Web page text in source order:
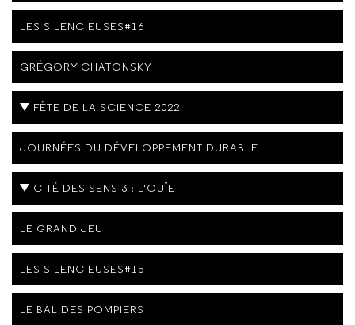
LES SILENCIEUSES#16
GRÉGORY CHATONSKY
FÊTE DE LA SCIENCE 2022
JOURNÉES DU DÉVELOPPEMENT DURABLE
CITÉ DES SENS 3 : L'OUÎE
LE GRAND JEU
LES SILENCIEUSES#15
LE BAL DES POMPIERS